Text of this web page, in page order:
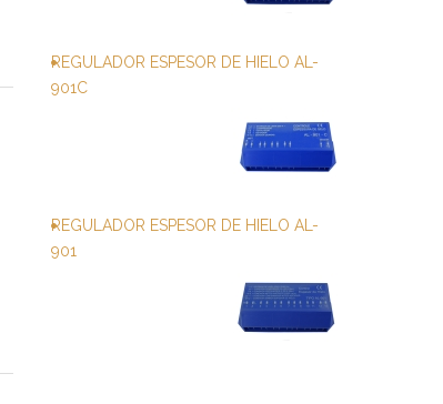
REGULADOR ESPESOR DE HIELO AL-
901C
REGULADOR ESPESOR DE HIELO AL-
901